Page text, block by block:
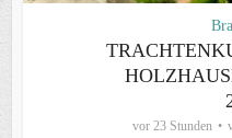
vor 23 Stunden